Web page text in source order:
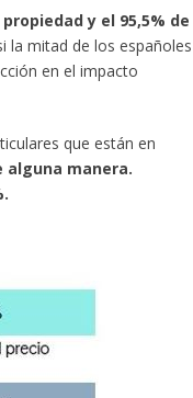
y el 95,5% de
la mitad de los españoles
en el impacto
que están en
alguna manera.